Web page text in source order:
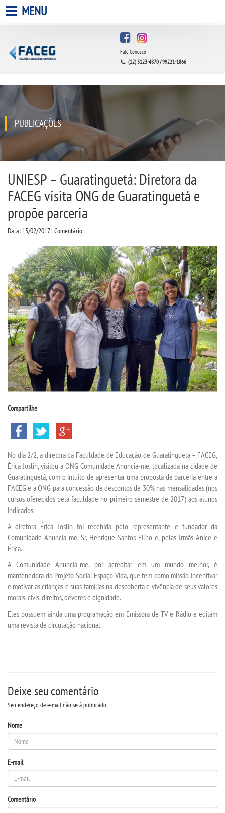
A FACULDADE
QUEM SOMOS
INFRAESTRUTURA
BIBLIOTECA
CPA
CPSA
PROUNI
FIES
CURSOS
BACHARELADOS
LICENCIATURAS
TECNOLÓGICOS
VESTIBULAR
TRANSFERÊNCIA
SEGUNDA GRADUAÇÃO
MATRÍCULA
PUBLICAÇÕES
DESTAQUES
UNIESP NEWS
MANUAIS
MENU
Fale Conosco
(12) 3123-4870 / 99221-1866
PUBLICAÇÕES
UNIESP – Guaratinguetá: Diretora da
FACEG visita ONG de Guaratinguetá e
propõe parceria
Data: 15/02/2017 | Comentário
Compartilhe
No dia 2/2, a diretora da Faculdade de Educação de Guaratinguetá – FACEG,
Érica Joslin, visitou a ONG Comunidade Anuncia-me, localizada na cidade de
Guaratinguetá, com o intuito de apresentar uma proposta de parceria entre a
FACEG e a ONG para concessão de descontos de 30% nas mensalidades (nos
cursos oferecidos pela faculdade no primeiro semestre de 2017) aos alunos
indicados.
A diretora Érica Joslin foi recebida pelo representante e fundador da
Comunidade Anuncia-me, Sr. Henrique Santos Filho e, pelas Irmãs Anice e
Érica.
A Comunidade Anuncia-me, por acreditar em um mundo melhor, é
mantenedora do Projeto Social Espaço Vida, que tem como missão incentivar
e motivar as crianças e suas famílias na descoberta e vivência de seus valores
morais, civis, direitos, deveres e dignidade.
Eles possuem ainda uma programação em Emissora de TV e Rádio e editam
uma revista de circulação nacional.
Deixe seu comentário
Seu endereço de e-mail não será publicado.
Nome
E-mail
Comentário